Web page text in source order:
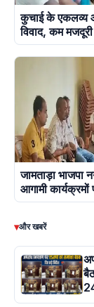
कुचाई के एकलव्य
विवाद, कम
जामताड़ा भाजपा
आगामी
▾और खबरें